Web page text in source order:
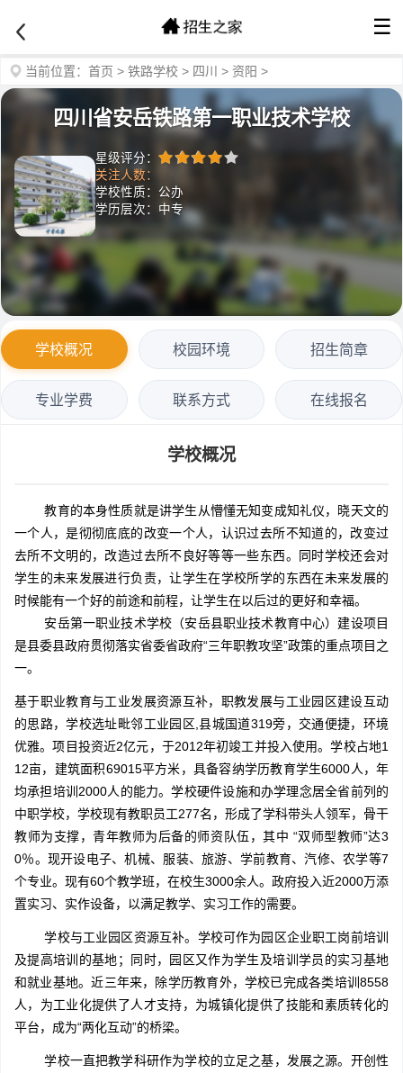
☰
当前位置： 首页 > 铁路学校 > 四川 > 资阳 >
四川省安岳铁路第一职业技术学校
星级评分：
关注人数：
学校性质：公办
学历层次：中专
学校概况 校园环境 招生简章
专业学费 联系方式 在线报名
学校概况
教育的本身性质就是讲学生从懵懂无知变成知礼仪，晓天文的
一个人，是彻彻底底的改变一个人，认识过去所不知道的，改变过
去所不文明的，改造过去所不良好等等一些东西。同时学校还会对
学生的未来发展进行负责，让学生在学校所学的东西在未来发展的
时候能有一个好的前途和前程，让学生在以后过的更好和幸福。
安岳第一职业技术学校（安岳县职业技术教育中心）建设项目
是县委县政府贯彻落实省委省政府“三年职教攻坚”政策的重点项目之
一。
基于职业教育与工业发展资源互补，职教发展与工业园区建设互动
的思路，学校选址毗邻工业园区,县城国道319旁，交通便捷，环境
优雅。项目投资近2亿元，于2012年初竣工并投入使用。学校占地1
12亩，建筑面积69015平方米，具备容纳学历教育学生6000人，年
均承担培训2000人的能力。学校硬件设施和办学理念居全省前列的
中职学校，学校现有教职员工277名，形成了学科带头人领军，骨干
教师为支撑，青年教师为后备的师资队伍，其中 “双师型教师”达3
0％。现开设电子、机械、服装、旅游、学前教育、汽修、农学等7
个专业。现有60个教学班，在校生3000余人。政府投入近2000万添
置实习、实作设备，以满足教学、实习工作的需要。
学校与工业园区资源互补。学校可作为园区企业职工岗前培训
及提高培训的基地；同时，园区又作为学生及培训学员的实习基地
和就业基地。近三年来，除学历教育外，学校已完成各类培训8558
人，为工业化提供了人才支持，为城镇化提供了技能和素质转化的
平台，成为“两化互动”的桥梁。
学校一直把教学科研作为学校的立足之基，发展之源。开创性